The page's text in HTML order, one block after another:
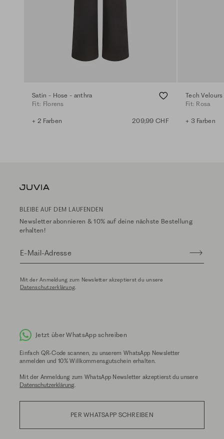
Satin - Hose - anthra
Fit: Florens
+ 2 Farben 209,99 CHF
Tech
Fit: Rosa
+ 3 Farben
BLEIBE AUF DEM LAUFENDEN
Newsletter abonnieren & 10% auf deine nächste Bestellung
erhalten!
E-Mail-Adresse
Mit der Anmeldung zum Newsletter akzeptierst du unsere
Datenschutzerklärung.
Jetzt über WhatsApp schreiben
Einfach QR-Code scannen, zu unserem WhatsApp Newsletter
anmelden und 10% Willkommensgutschein erhalten.
Mit der Anmeldung zum WhatsApp Newsletter akzeptierst du unsere
Datenschutzerklärung.
PER WHATSAPP SCHREIBEN